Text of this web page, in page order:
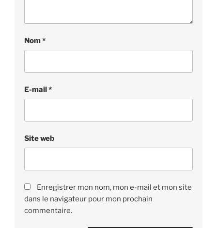
Nom*
E-mail*
Site web
Enregistrer mon nom, mon e-mail et mon site
dans le navigateur pour mon prochain
commentaire.